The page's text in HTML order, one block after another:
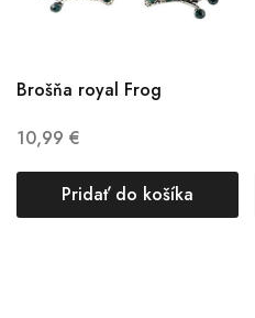
Brošňa royal Frog
10,99 €
Pridať do košíka